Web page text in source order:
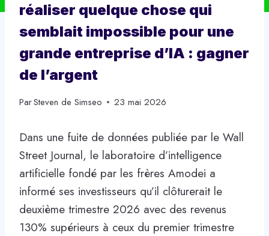
réaliser quelque chose qui
semblait impossible pour une
grande entreprise d’IA : gagner
de l’argent
ParSteven de Simseo 23 mai 2026
Dans une fuite de données publiée par le Wall
Street Journal, le laboratoire d’intelligence
artificielle fondé par les frères Amodei a
informé ses investisseurs qu’il clôturerait le
deuxième trimestre 2026 avec des revenus
130% supérieurs à ceux du premier trimestre